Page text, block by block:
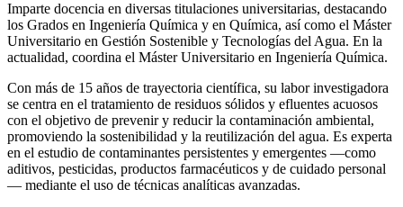
Imparte docencia en diversas titulaciones universitarias, destacando
los Grados en Ingeniería Química y en Química, así como el Máster
Universitario en Gestión Sostenible y Tecnologías del Agua. En la
actualidad, coordina el Máster Universitario en Ingeniería Química.
Con más de 15 años de trayectoria científica, su labor investigadora
se centra en el tratamiento de residuos sólidos y efluentes acuosos
con el objetivo de prevenir y reducir la contaminación ambiental,
promoviendo la sostenibilidad y la reutilización del agua. Es experta
en el estudio de contaminantes persistentes y emergentes —como
aditivos, pesticidas, productos farmacéuticos y de cuidado personal
— mediante el uso de técnicas analíticas avanzadas.